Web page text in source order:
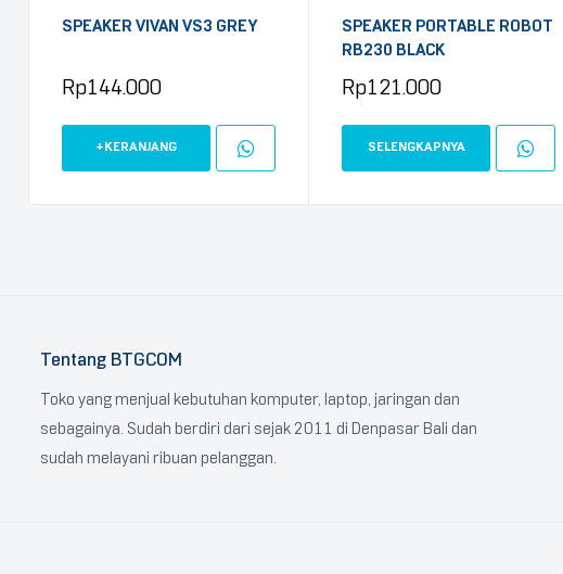
SPEAKER VIVAN VS3 GREY
Rp144.000
+KERANJANG
SPEAKER PORTABLE ROBOT
RB230 BLACK
Rp121.000
SELENGKAPNYA
Tentang BTGCOM
Toko yang menjual kebutuhan komputer, laptop, jaringan dan
sebagainya. Sudah berdiri dari sejak 2011 di Denpasar Bali dan
sudah melayani ribuan pelanggan.